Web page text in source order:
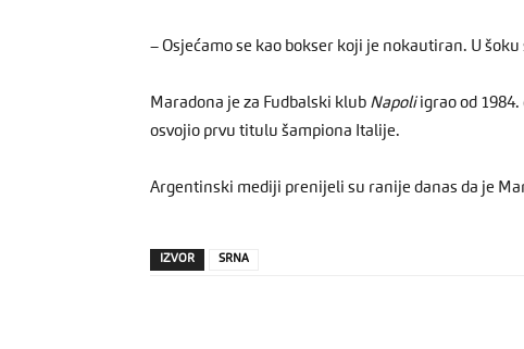
– Osjećamo se kao bokser koji je nokautiran. U
Maradona je za Fudbalski klub Napoliigrao od 1984.
osvojio prvu titulu šampiona Italije.
Argentinski mediji prenijeli su ranije danas da je
IZVOR SRNA